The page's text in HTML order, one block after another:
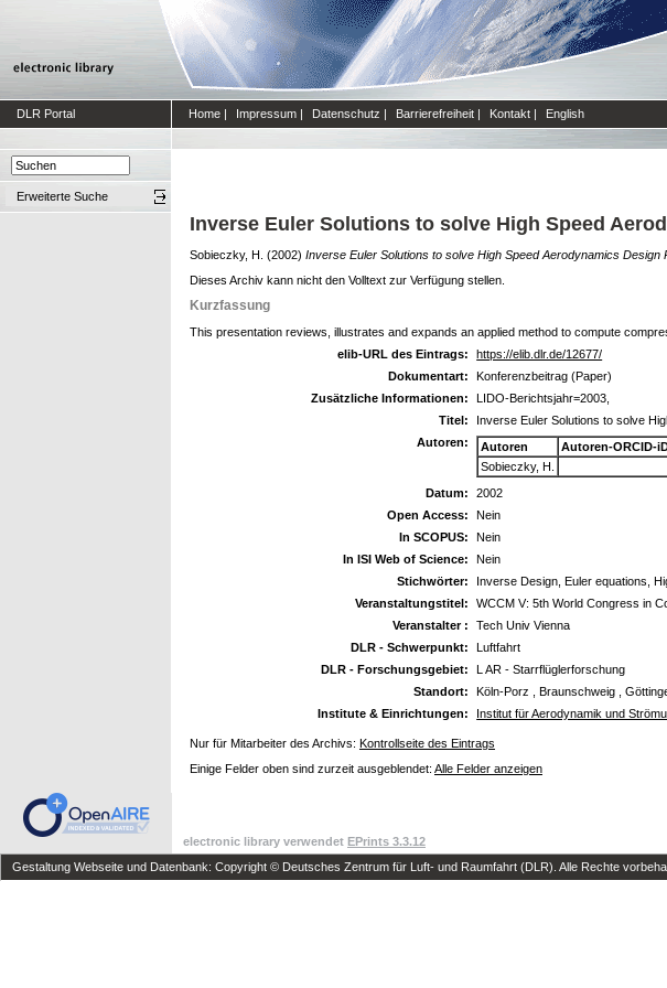
DLR Portal Home | Impressum | Datenschutz | Barrierefreiheit | Kontakt | English
Erweiterte Suche
Inverse Euler Solutions to solve High Speed
Sobieczky, H. (2002) Inverse Euler Solutions to solve High Speed Aerodynamics Design
Dieses Archiv kann nicht den Volltext zur Verfügung stellen.
Kurzfassung
This presentation reviews, illustrates and expands an applied method to compute
elib-URL des Eintrags:
https://elib.dlr.de/12677/
Dokumentart:
Konferenzbeitrag (Paper)
Zusätzliche Informationen:
LIDO-Berichtsjahr=2003,
Titel:
Inverse Euler Solutions to solve
Autoren:
Autoren
Autoren-ORCID-
Sobieczky, H.
Datum:
2002
Open Access:
Nein
In SCOPUS:
Nein
In ISI Web of Science:
Nein
Stichwörter:
Inverse Design, Euler equations,
Veranstaltungstitel:
WCCM V: 5th World Congress in
Veranstalter :
Tech Univ Vienna
DLR - Schwerpunkt:
Luftfahrt
DLR - Forschungsgebiet:
L AR - Starrflüglerforschung
Standort:
Köln-Porz , Braunschweig ,
Institute & Einrichtungen:
Institut für Aerodynamik und
Nur für Mitarbeiter des Archivs: Kontrollseite des Eintrags
Einige Felder oben sind zurzeit ausgeblendet: Alle Felder anzeigen
electronic library verwendet EPrints 3.3.12
Gestaltung Webseite und Datenbank: Copyright © Deutsches Zentrum für Luft- und Raumfahrt (DLR). Alle Rechte